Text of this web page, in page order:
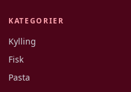
KATEGORIER
Kylling
Fisk
Pasta